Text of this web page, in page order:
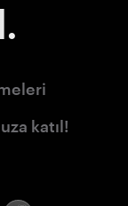
katıl!